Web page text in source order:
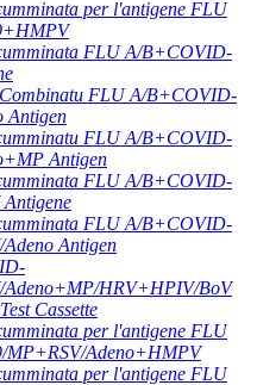
per l'antigene FLU
FLU A/B+COVID-
Combinatu FLU A/B+COVID-
Antigen
FLU A/B+COVID-
Antigen
FLU A/B+COVID-
FLU A/B+COVID-
Antigen
Adeno+MP/HRV+HPIV/BoV
Cassette
per l'antigene FLU
Adeno+HMPV
per l'antigene FLU